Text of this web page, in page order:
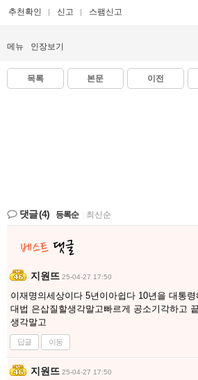
추천확인 신고 스팸신고
메뉴 인장보기
목록 본문 이전
댓글(4) 등록순 최신순
지원뜨 25-04-27 17:50
이재명의세상이다 5년이아쉽다 10년을 대통
대법 은삽질할생각말고빠르게 공소기각하고
생각말고
답글 이동
지원뜨 25-04-27 17:50